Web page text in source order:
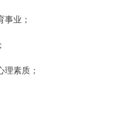
事业；
理素质；